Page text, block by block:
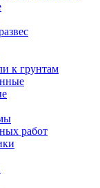
к грунтам
работ